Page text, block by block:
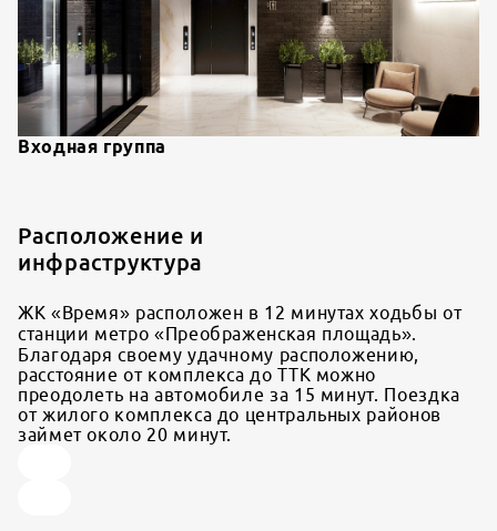
Входная группа
Расположение и
инфраструктура
ЖК «Время» расположен в 12 минутах ходьбы от
станции метро «Преображенская площадь».
Благодаря своему удачному расположению,
расстояние от комплекса до ТТК можно
преодолеть на автомобиле за 15 минут. Поездка
от жилого комплекса до центральных районов
займет около 20 минут.